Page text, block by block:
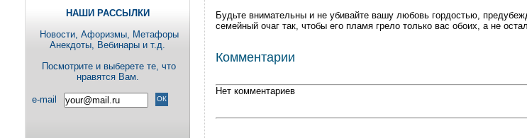
НАШИ РАССЫЛКИ
Новости, Aфоризмы, Метафоры
Анекдоты, Вебинары и т.д.
Посмотрите и выберете те, что
нравятся Вам.
e-mail
Будьте внимательны и не убивайте вашу любовь гордостью,
семейный очаг так, чтобы его пламя грело только вас обоих, а не
Комментарии
Нет комментариев